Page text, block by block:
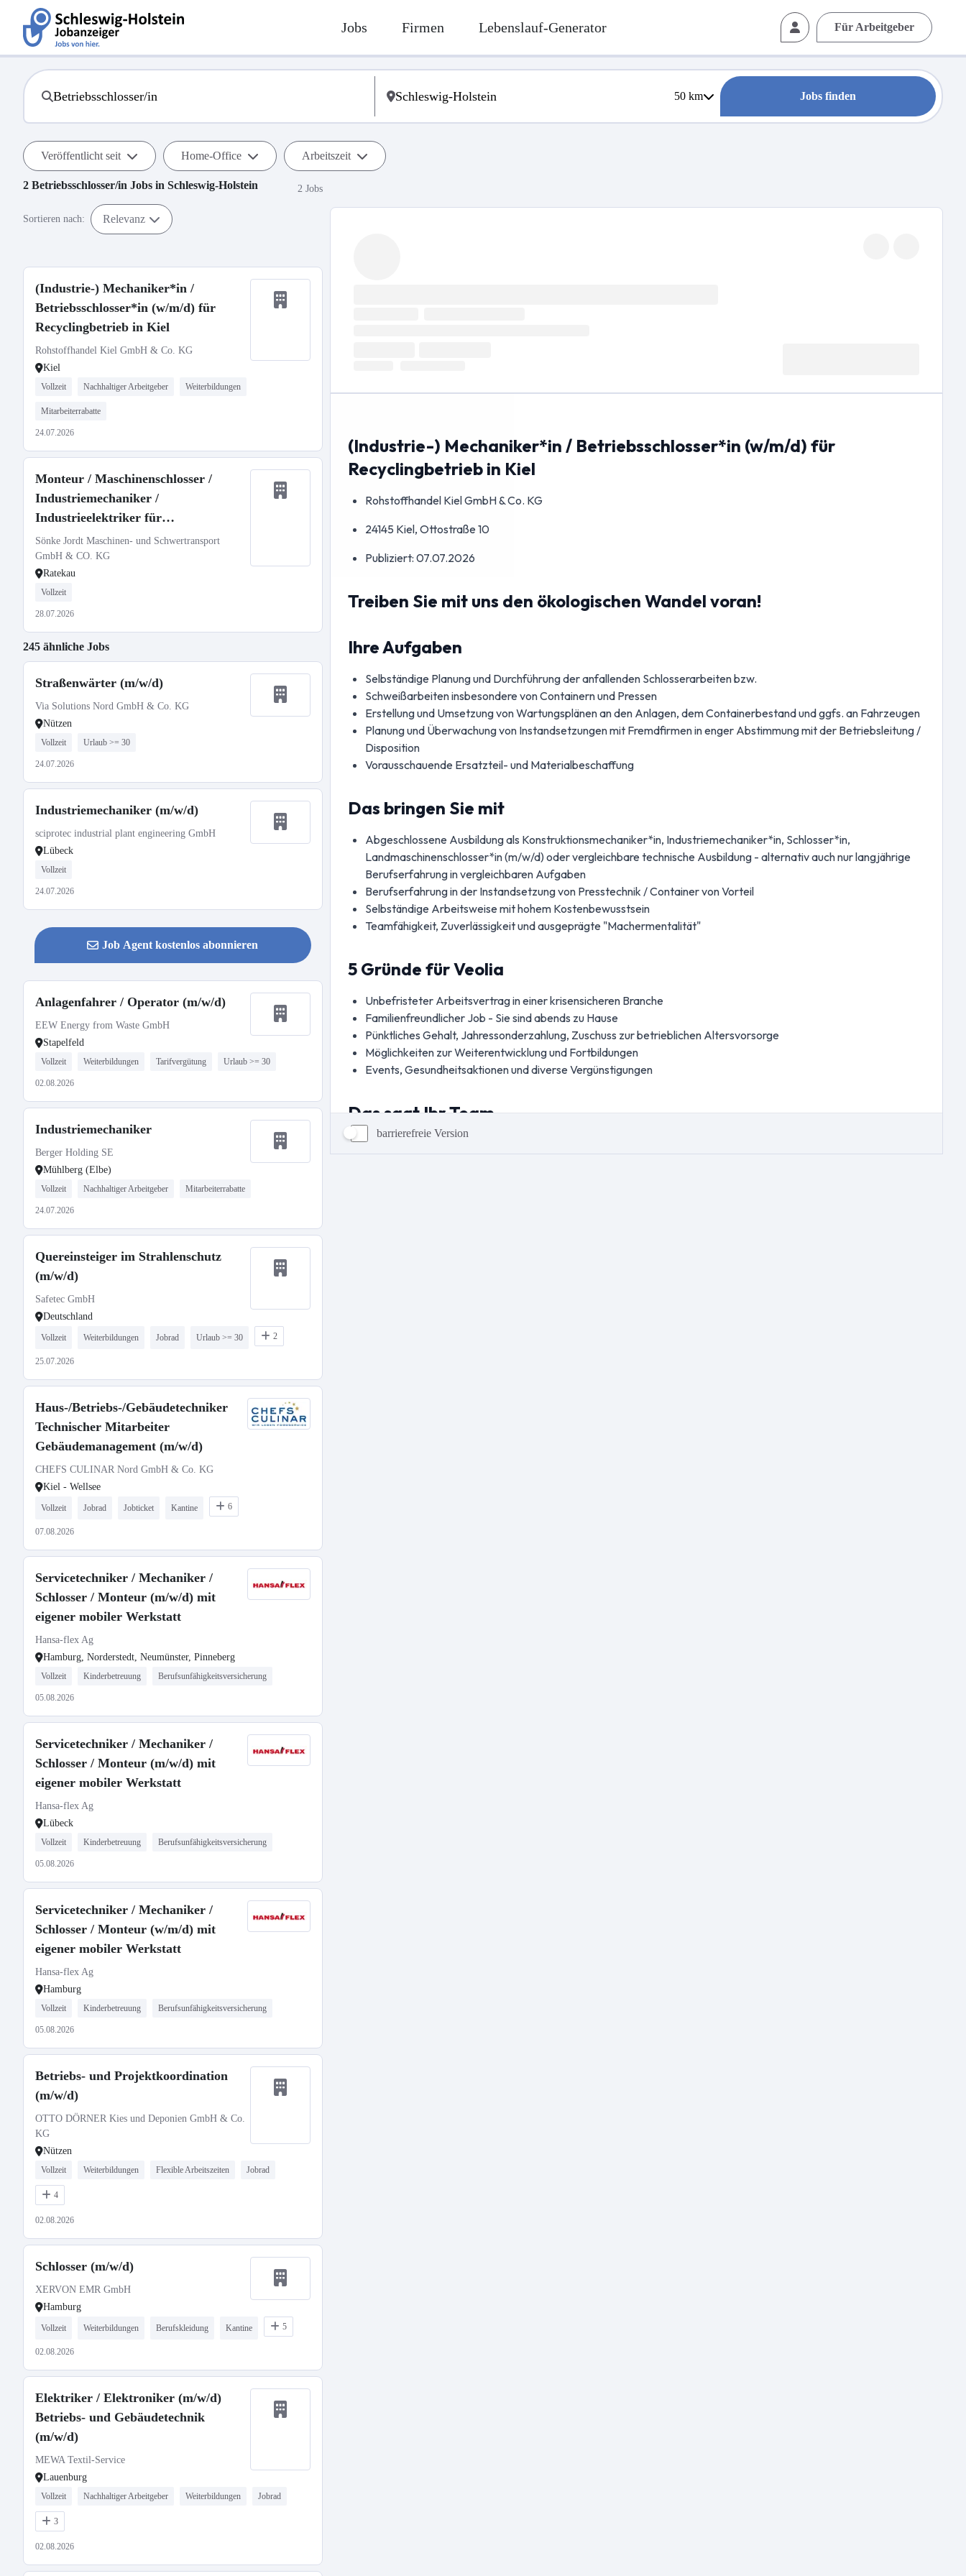
Jobs Firmen Lebenslauf-Generator Für Arbeitgeber
50km Jobs finden
Veröffentlicht seit Home-Office Arbeitszeit
2 Betriebsschlosser/in Jobs in Schleswig-Holstein 2 Jobs
Sortieren nach: Relevanz
(Industrie-) Mechaniker*in /
Betriebsschlosser*in (w/m/d) für
Recyclingbetrieb in Kiel
Rohstoffhandel Kiel GmbH & Co. KG
Kiel
Vollzeit Nachhaltiger Arbeitgeber Weiterbildungen
Mitarbeiterrabatte
24.07.2026
Monteur / Maschinenschlosser /
Industriemechaniker /
Industrieelektriker für
Maschinenverlagerung und
Betriebsumzüge (m/w/d)
Sönke Jordt Maschinen- und Schwertransport
GmbH & CO. KG
Ratekau
Vollzeit
28.07.2026
245 ähnliche Jobs
Straßenwärter (m/w/d)
Via Solutions Nord GmbH & Co. KG
Nützen
Vollzeit Urlaub >= 30
24.07.2026
Industriemechaniker (m/w/d)
sciprotec industrial plant engineering GmbH
Lübeck
Vollzeit
24.07.2026
Job Agent kostenlos abonnieren
Anlagenfahrer / Operator (m/w/d)
EEW Energy from Waste GmbH
Stapelfeld
Vollzeit Weiterbildungen Tarifvergütung Urlaub >= 30
02.08.2026
Industriemechaniker
Berger Holding SE
Mühlberg (Elbe)
Vollzeit Nachhaltiger Arbeitgeber Mitarbeiterrabatte
24.07.2026
Quereinsteiger im Strahlenschutz
(m/w/d)
Safetec GmbH
Deutschland
Vollzeit Weiterbildungen Jobrad Urlaub >= 30 2
25.07.2026
Haus-/Betriebs-/Gebäudetechniker
Technischer Mitarbeiter
Gebäudemanagement (m/w/d)
CHEFS CULINAR Nord GmbH & Co. KG
Kiel - Wellsee
Vollzeit Jobrad Jobticket Kantine 6
07.08.2026
Servicetechniker / Mechaniker /
Schlosser / Monteur (m/w/d) mit
eigener mobiler Werkstatt
Hansa-flex Ag
Hamburg, Norderstedt, Neumünster, Pinneberg
Vollzeit Kinderbetreuung Berufsunfähigkeitsversicherung
05.08.2026
Servicetechniker / Mechaniker /
Schlosser / Monteur (m/w/d) mit
eigener mobiler Werkstatt
Hansa-flex Ag
Lübeck
Vollzeit Kinderbetreuung Berufsunfähigkeitsversicherung
05.08.2026
Servicetechniker / Mechaniker /
Schlosser / Monteur (w/m/d) mit
eigener mobiler Werkstatt
Hansa-flex Ag
Hamburg
Vollzeit Kinderbetreuung Berufsunfähigkeitsversicherung
05.08.2026
Betriebs- und Projektkoordination
(m/w/d)
OTTO DÖRNER Kies und Deponien GmbH & Co.
KG
Nützen
Vollzeit Weiterbildungen Flexible Arbeitszeiten Jobrad
4
02.08.2026
Schlosser (m/w/d)
XERVON EMR GmbH
Hamburg
Vollzeit Weiterbildungen Berufskleidung Kantine 5
02.08.2026
Elektriker / Elektroniker (m/w/d)
Betriebs- und Gebäudetechnik
(m/w/d)
MEWA Textil-Service
Lauenburg
Vollzeit Nachhaltiger Arbeitgeber Weiterbildungen Jobrad
3
02.08.2026
barrierefreie Version